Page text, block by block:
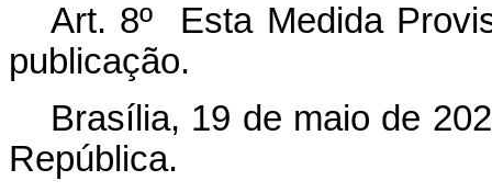
Art. 8º Esta Medida
publicação.
Brasília, 19 de maio de
República.